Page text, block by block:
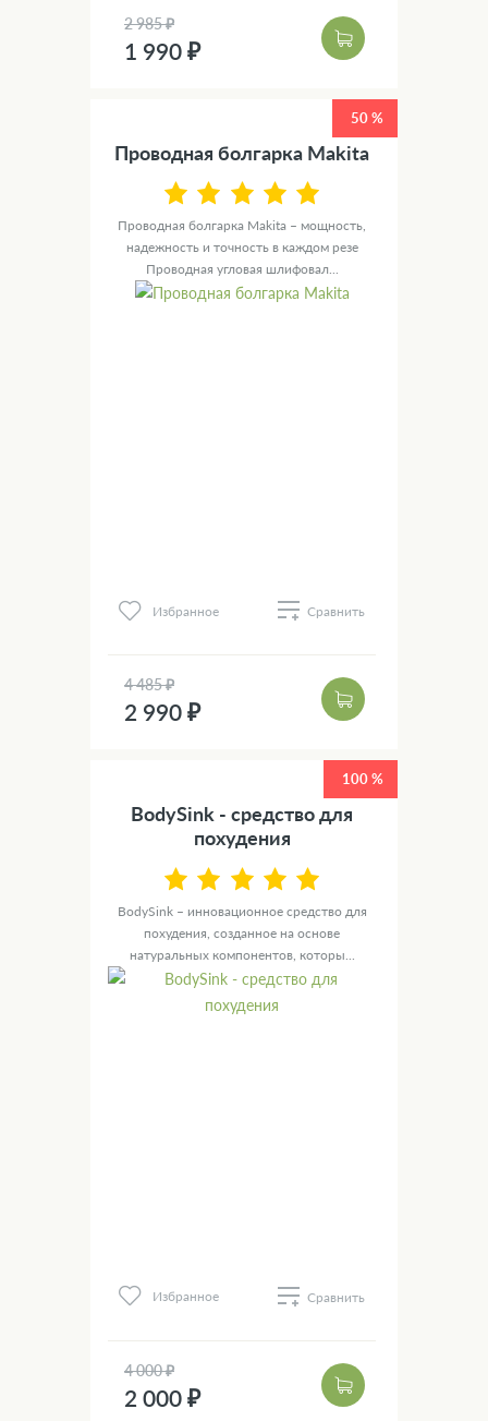
2 985 ₽
1 990 ₽
50 %
Проводная болгарка Makita
Проводная болгарка Makita – мощность,
надежность и точность в каждом резе
Проводная угловая шлифовал...
Избранное Сравнить
4 485 ₽
2 990 ₽
100 %
BodySink - средство для
похудения
BodySink – инновационное средство для
похудения, созданное на основе
натуральных компонентов, которы...
Избранное Сравнить
4 000 ₽
2 000 ₽